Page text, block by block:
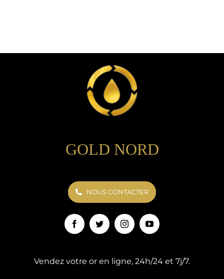
GOLD NORD
NOUS CONTACTER
Vendez votre or en ligne, 24h/24 et 7j/7.